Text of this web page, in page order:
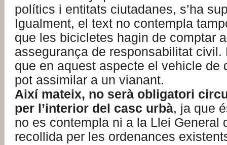
polítics i entitats ciutadanes, s’ha
Igualment, el text no contempla
que les bicicletes hagin de comptar
assegurança de responsabilitat civil.
que en aquest aspecte el vehicle de
pot assimilar a un vianant.
Així mateix, no serà obligatori
per l’interior del casc urbà, ja que
no es contempla ni a la Llei General
recollida per les ordenances